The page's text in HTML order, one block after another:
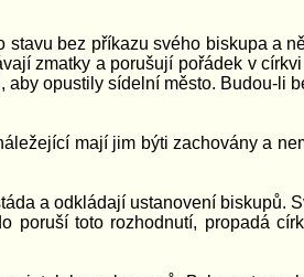
bez příkazu svého biskupa a
zmatky a porušují pořádek v
opustily sídelní město. Budou-li
mají jim býti zachovány a
a odkládají ustanovení biskupů.
toto rozhodnutí, propadá